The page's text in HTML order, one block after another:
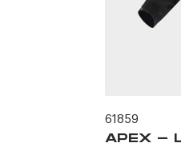
61859
APEX -